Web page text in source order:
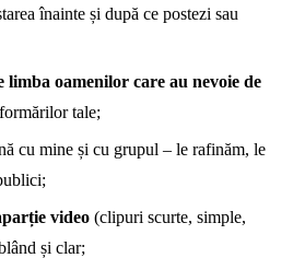
înainte și după ce postezi sau
limba oamenilor care au nevoie de
tale;
cu mine și cu grupul – le rafinăm, le
video (clipuri scurte, simple,
și clar;